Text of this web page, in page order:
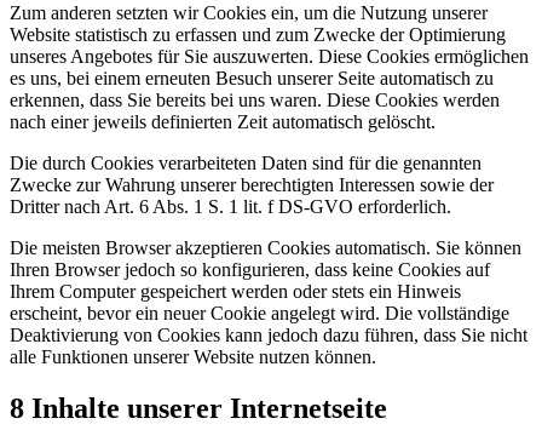
Zum anderen setzten wir Cookies ein, um die Nutzung unserer
Website statistisch zu erfassen und zum Zwecke der Optimierung
unseres Angebotes für Sie auszuwerten. Diese Cookies ermöglichen
es uns, bei einem erneuten Besuch unserer Seite automatisch zu
erkennen, dass Sie bereits bei uns waren. Diese Cookies werden
nach einer jeweils definierten Zeit automatisch gelöscht.
Die durch Cookies verarbeiteten Daten sind für die genannten
Zwecke zur Wahrung unserer berechtigten Interessen sowie der
Dritter nach Art. 6 Abs. 1 S. 1 lit. f DS-GVO erforderlich.
Die meisten Browser akzeptieren Cookies automatisch. Sie können
Ihren Browser jedoch so konfigurieren, dass keine Cookies auf
Ihrem Computer gespeichert werden oder stets ein Hinweis
erscheint, bevor ein neuer Cookie angelegt wird. Die vollständige
Deaktivierung von Cookies kann jedoch dazu führen, dass Sie nicht
alle Funktionen unserer Website nutzen können.
8 Inhalte unserer Internetseite